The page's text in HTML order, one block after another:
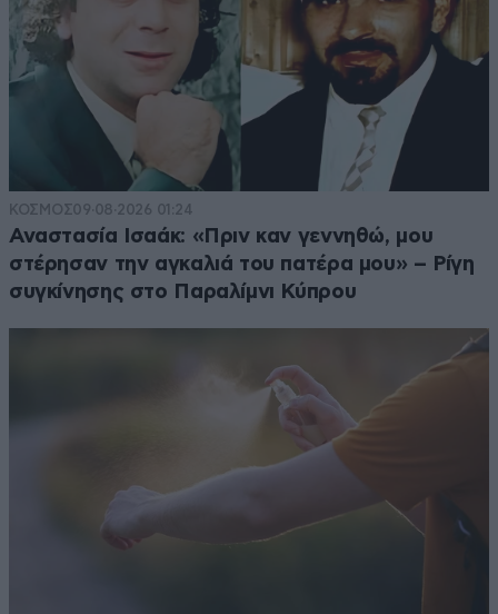
ΚΟΣΜΟΣ09·08·2026 01:24
Αναστασία Ισαάκ: «Πριν καν γεννηθώ, μου
στέρησαν την αγκαλιά του πατέρα μου» – Ρίγη
συγκίνησης στο Παραλίμνι Κύπρου